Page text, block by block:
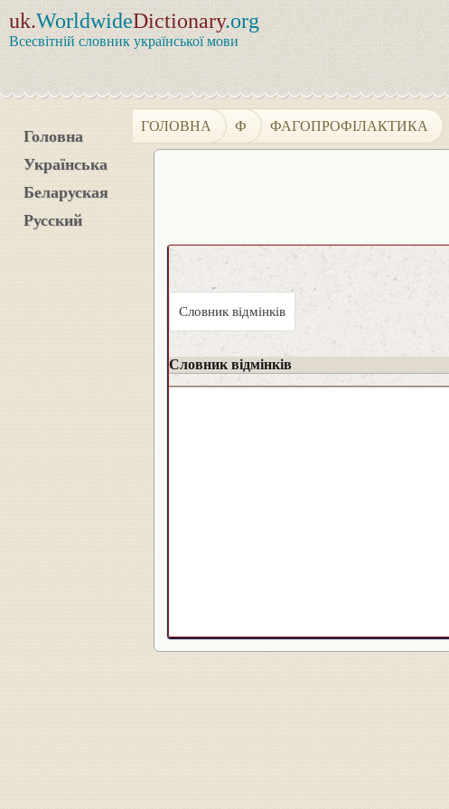
uk.WorldwideDictionary.org
Всесвітній словник української мови
Головна
Українська
Беларуская
Русский
ГОЛОВНА Ф ФАГОПРОФІЛАКТИКА
Словник відмінків
Словник відмінків